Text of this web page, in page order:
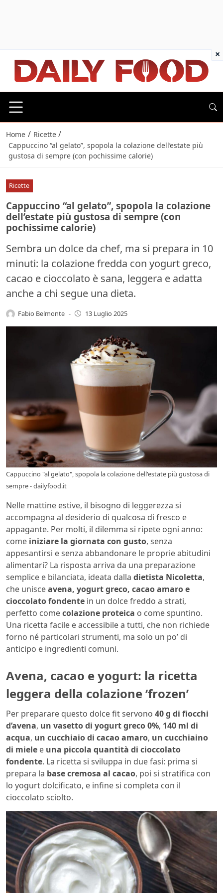
Home / Ricette /
Cappuccino “al gelato”, spopola la colazione dell’estate più
gustosa di sempre (con pochissime calorie)
Ricette
Cappuccino “al gelato”, spopola la colazione
dell’estate più gustosa di sempre (con
pochissime calorie)
Sembra un dolce da chef, ma si prepara in 10
minuti: la colazione fredda con yogurt greco,
cacao e cioccolato è sana, leggera e adatta
anche a chi segue una dieta.
Fabio Belmonte - 13 Luglio 2025
Cappuccino "al gelato", spopola la colazione dell'estate più gustosa di
sempre - dailyfood.it
Nelle mattine estive, il bisogno di leggerezza si
accompagna al desiderio di qualcosa di fresco e
appagante. Per molti, il dilemma si ripete ogni anno:
come iniziare la giornata con gusto, senza
appesantirsi e senza abbandonare le proprie abitudini
alimentari? La risposta arriva da una preparazione
semplice e bilanciata, ideata dalla dietista Nicoletta,
che unisceavena, yogurt greco, cacao amaro e
cioccolato fondente in un dolce freddo a strati,
perfetto comecolazione proteica o come spuntino.
Una ricetta facile e accessibile a tutti, che non richiede
forno né particolari strumenti, ma solo un po’ di
anticipo e ingredienti comuni.
Avena, cacao e yogurt: la ricetta
leggera della colazione ‘frozen’
Per preparare questo dolce fit servono 40 g di fiocchi
d’avena, un vasetto di yogurt greco 0%, 140 ml di
acqua, un cucchiaio di cacao amaro, un cucchiaino
di miele e una piccola quantità di cioccolato
fondente. La ricetta si sviluppa in due fasi: prima si
prepara la base cremosa al cacao, poi si stratifica con
lo yogurt dolcificato, e infine si completa con il
cioccolato sciolto.
×